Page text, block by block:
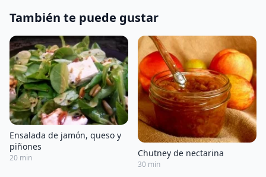
También te puede gustar
Ensalada de jamón, queso y
piñones
20 min Chutney de nectarina
30 min